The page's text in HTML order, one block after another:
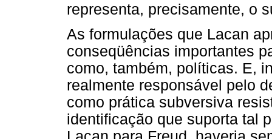
representa, precisamente, o
As formulações que Lacan
conseqüências importantes
como, também, políticas. E,
realmente responsável pelo
como prática subversiva
identificação que suporta tal